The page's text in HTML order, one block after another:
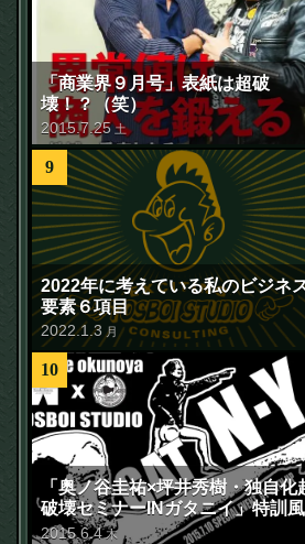
「商業界９月号」表紙は超破
壊！？（笑）
2015.7.25 土
9
2022年に考えている私のビジネ
要素６項目
2022.1 .3 月
10
「奥ノ谷圭祐×坪井秀樹・独自化
破壊セミナーINガタニイ」特訓風
景動画（苦笑）
2015.6.4 木